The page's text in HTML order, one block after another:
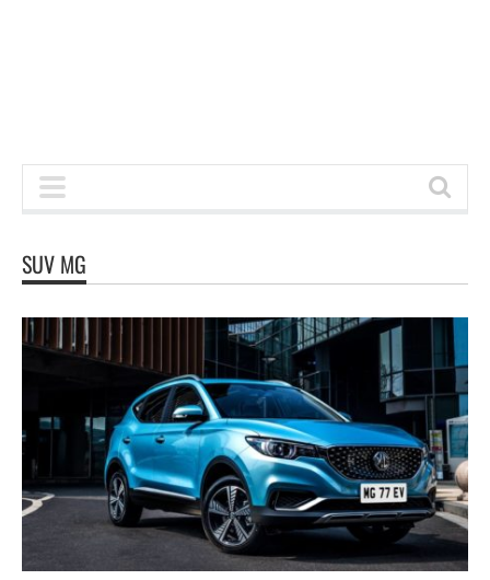
SUV MG